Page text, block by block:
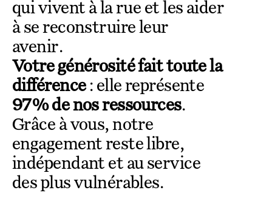
qui vivent à la rue et les aider
à se reconstruire leur
avenir.
Votre générosité fait toute la
différence: elle représente
97 % de nos ressources.
Grâce à vous, notre
engagement reste libre,
indépendant et au service
des plus vulnérables.